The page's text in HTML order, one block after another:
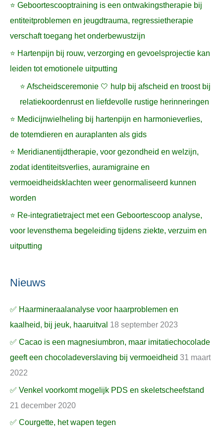
⭐ Geboortescooptraining is een ontwakingstherapie bij
entiteitproblemen en jeugdtrauma, regressietherapie
verschaft toegang het onderbewustzijn
⭐ Hartenpijn bij rouw, verzorging en gevoelsprojectie kan
leiden tot emotionele uitputting
⭐ Afscheidsceremonie 🤍 hulp bij afscheid en troost bij
relatiekoordenrust en liefdevolle rustige herinneringen
⭐ Medicijnwielheling bij hartenpijn en harmonieverlies,
de totemdieren en auraplanten als gids
⭐ Meridianentijdtherapie, voor gezondheid en welzijn,
zodat identiteitsverlies, auramigraine en
vermoeidheidsklachten weer genormaliseerd kunnen
worden
⭐ Re-integratietraject met een Geboortescoop analyse,
voor levensthema begeleiding tijdens ziekte, verzuim en
uitputting
Nieuws
✅ Haarmineraalanalyse voor haarproblemen en
kaalheid, bij jeuk, haaruitval 18 september 2023
✅ Cacao is een magnesiumbron, maar imitatiechocolade
geeft een chocoladeverslaving bij vermoeidheid 31 maart
2022
✅ Venkel voorkomt mogelijk PDS en skeletscheefstand
21 december 2020
✅ Courgette, het wapen tegen